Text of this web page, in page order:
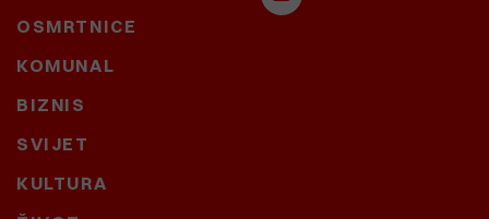
OSMRTNICE
KOMUNAL
BIZNIS
SVIJET
KULTURA